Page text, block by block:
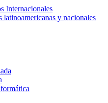
Internacionales
latinoamericanas y nacionales